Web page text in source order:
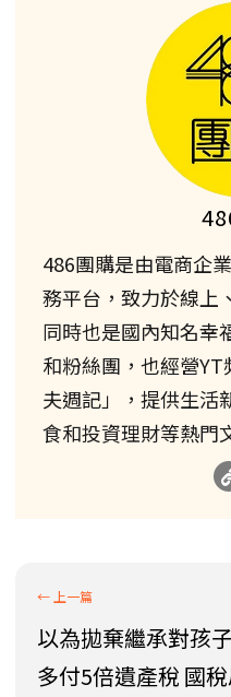
486團購是由電商企
務平台，致力於線上
同時也是國內知名幸
和粉絲團，也經營
夫週記」，提供生活
食和投資理財等熱門
以為拋棄繼承對孩
多付5倍遺產稅 國